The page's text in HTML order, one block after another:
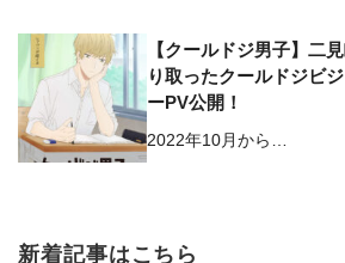
【クールドジ男子】二
り取ったクールドジビ
ーPV公開！
2022年10月から…
新着記事はこちら